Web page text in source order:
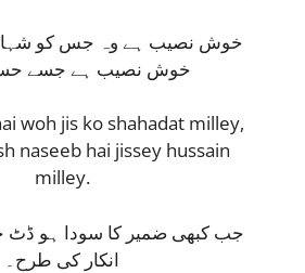
خوش نصیب ہے وہ جس کو
خوش نصیب ہے جسے
woh jis ko shahadat milley,
naseeb hai jissey hussain
milley.
جب کبھی ضمیر کا سودا ہو ڈٹ
انکار کی طرح۔